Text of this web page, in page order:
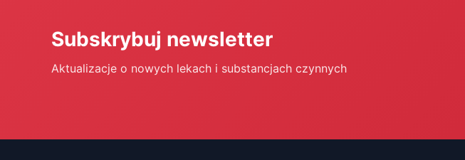
Subskrybuj newsletter
Aktualizacje o nowych lekach i substancjach czynnych